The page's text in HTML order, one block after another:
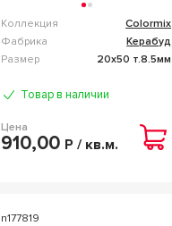
Коллекция
Colormix
Фабрика
Керабуд
Размер
20x50 т.8.5мм
Товар в наличии
Цена
910,00 Р / кв.м.
n177819